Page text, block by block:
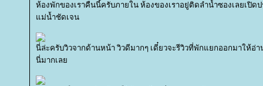
ห้องพักของเราคืนนี้ครับภายใน ห้องของเราอยู่ติดลำน้ำซองเลยเปิด
ม่น้ำชัดเจน
นี่ล่ะครับวิวจากด้านหน้า วิวดีมากๆ เดี๋ยวจะรีวิวที่พักแยกออกมาให้อ่
นี่มากเล